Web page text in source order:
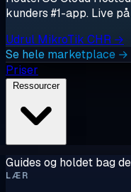
kunders #1-app. Live
Udrul MikroTik CHR →
Se hele marketplace →
Priser
Ressourcer
Guides og holdet bag
LÆR